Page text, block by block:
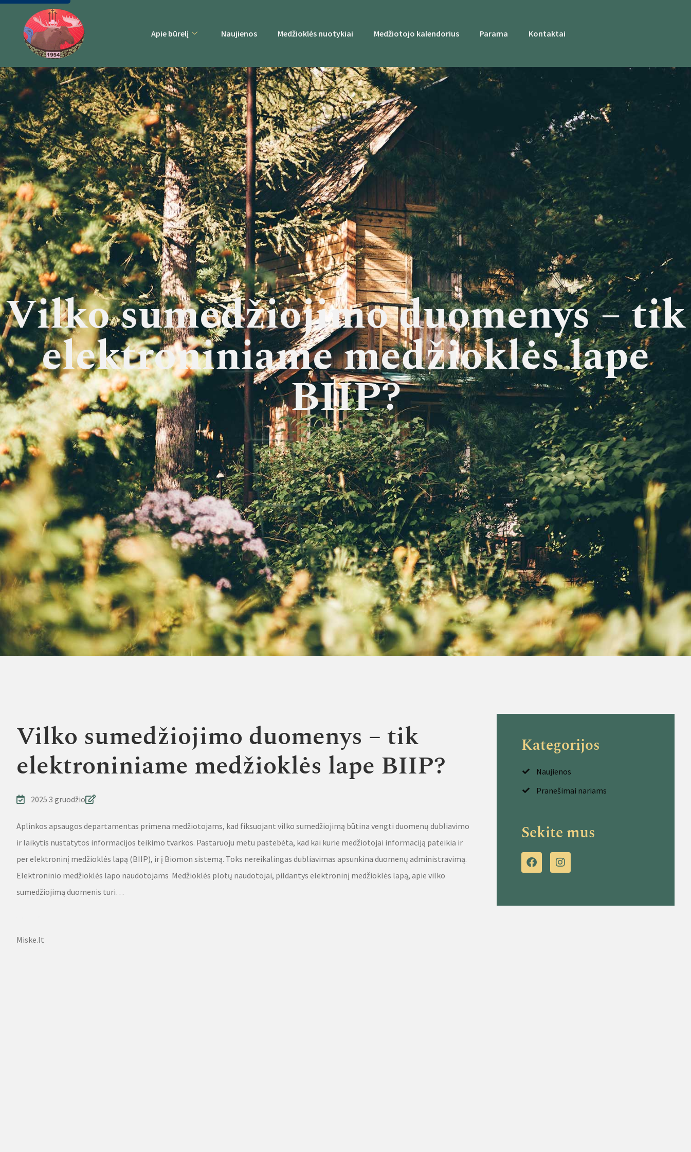
Apie būrelį Naujienos Medžioklės nuotykiai Medžiotojo kalendorius Parama Kontaktai
Vilko sumedžiojimo duomenys – tik
elektroniniame medžioklės lape
BIIP?
Vilko sumedžiojimo duomenys – tik
elektroniniame medžioklės lape BIIP?
2025 3 gruodžio
Aplinkos apsaugos departamentas primena medžiotojams, kad fiksuojant vilko sumedžiojimą būtina vengti duomenų dubliavimo
ir laikytis nustatytos informacijos teikimo tvarkos. Pastaruoju metu pastebėta, kad kai kurie medžiotojai informaciją pateikia ir
per elektroninį medžioklės lapą (BIIP), ir į Biomon sistemą. Toks nereikalingas dubliavimas apsunkina duomenų administravimą.
Elektroninio medžioklės lapo naudotojams Medžioklės plotų naudotojai, pildantys elektroninį medžioklės lapą, apie vilko
sumedžiojimą duomenis turi…
Miske.lt
Kategorijos
Naujienos
Pranešimai nariams
Sekite mus